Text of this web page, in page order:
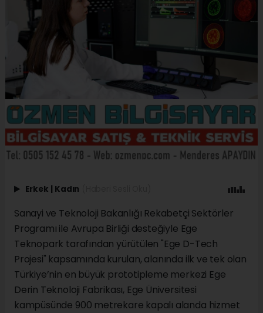
Erkek | Kadın
Sanayi ve Teknoloji Bakanlığı Rekabetçi Sektörler
Programı ile Avrupa Birliği desteğiyle Ege
Teknopark tarafından yürütülen "Ege D-Tech
Projesi" kapsamında kurulan, alanında ilk ve tek olan
Türkiye’nin en büyük prototipleme merkezi Ege
Derin Teknoloji Fabrikası, Ege Üniversitesi
kampüsünde 900 metrekare kapalı alanda hizmet